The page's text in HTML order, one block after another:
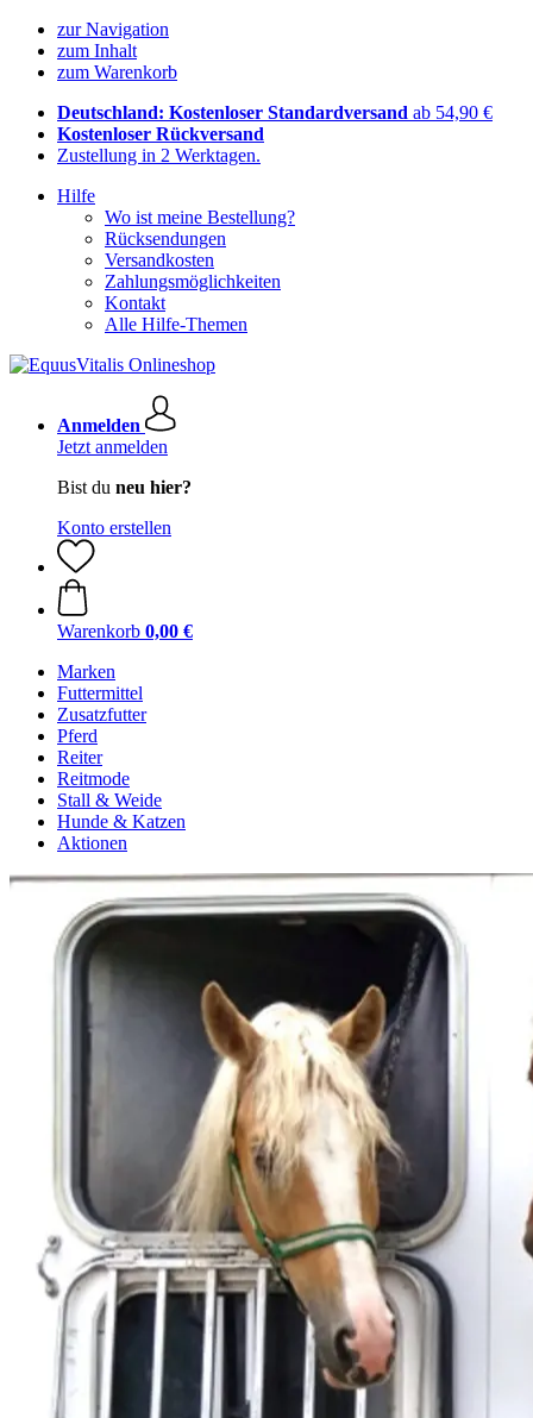
zur Navigation
zum Inhalt
zum Warenkorb
Deutschland: Kostenloser Standardversand ab 54,90 €
Kostenloser Rückversand
Zustellung in 2 Werktagen.
Hilfe
Wo ist meine Bestellung?
Rücksendungen
Versandkosten
Zahlungsmöglichkeiten
Kontakt
Alle Hilfe-Themen
Anmelden
Jetzt anmelden
Bist du neu hier?
Konto erstellen
Warenkorb 0,00 €
Marken
Futtermittel
Zusatzfutter
Pferd
Reiter
Reitmode
Stall & Weide
Hunde & Katzen
Aktionen